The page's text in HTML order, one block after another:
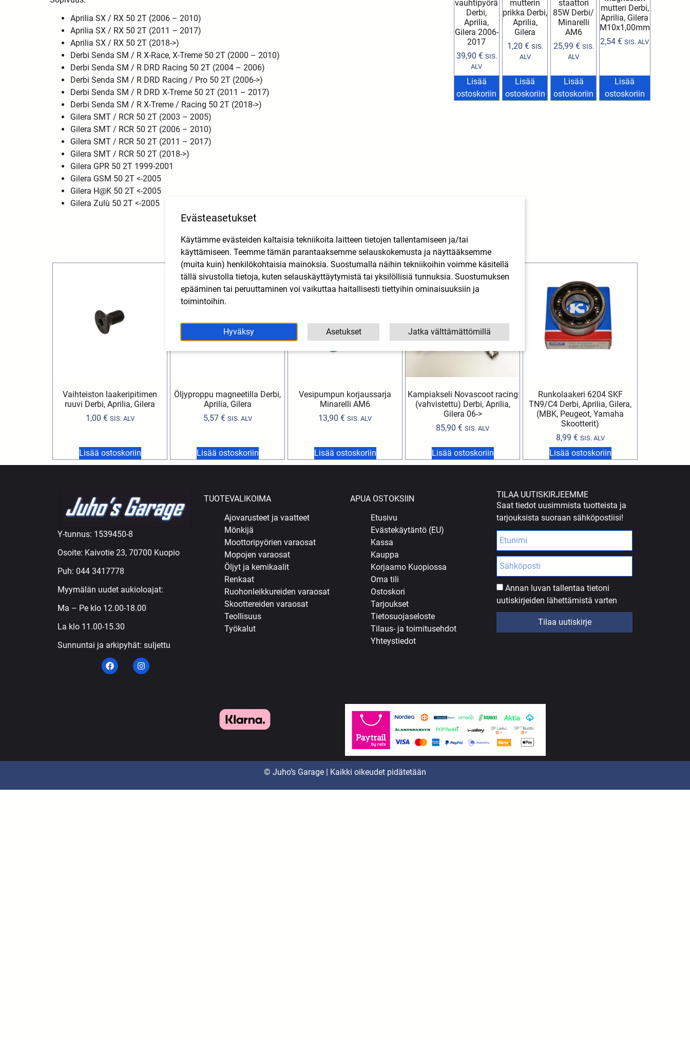
vauhtipyörä
Derbi,
Aprilia,
Gilera 2006-
2017
39,90 € SIS.
ALV
Lisää
ostoskoriin
mutterin
prikka Derbi,
Aprilia,
Gilera
1,20 € SIS.
ALV
Lisää
ostoskoriin
staattori
85W Derbi/
Minarelli
AM6
25,99 € SIS.
ALV
Lisää
ostoskoriin
mutteri Derbi,
Aprilia, Gilera
M10x1,00mm
2,54€ SIS. ALV
Lisää
ostoskoriin
Aprilia SX / RX 50 2T (2006 – 2010)
Aprilia SX / RX 50 2T (2011 – 2017)
Aprilia SX / RX 50 2T (2018->)
Derbi Senda SM / R X-Race, X-Treme 50 2T (2000 – 2010)
Derbi Senda SM / R DRD Racing 50 2T (2004 – 2006)
Derbi Senda SM / R DRD Racing / Pro 50 2T (2006->)
Derbi Senda SM / R DRD X-Treme 50 2T (2011 – 2017)
Derbi Senda SM / R X-Treme / Racing 50 2T (2018->)
Gilera SMT / RCR 50 2T (2003 – 2005)
Gilera SMT / RCR 50 2T (2006 – 2010)
Gilera SMT / RCR 50 2T (2011 – 2017)
Gilera SMT / RCR 50 2T (2018->)
Gilera GPR 50 2T 1999-2001
Gilera GSM 50 2T <-2005
Gilera H@K 50 2T <-2005
Gilera Zulù 50 2T <-2005
Tutustu myös
Vaihteiston laakeripitimen
ruuvi Derbi, Aprilia, Gilera
1,00 € SIS. ALV
Lisää ostoskoriin
Öljyproppu magneetilla Derbi,
Aprilia, Gilera
5,57 € SIS. ALV
Lisää ostoskoriin
Vesipumpun korjaussarja
Minarelli AM6
13,90 € SIS. ALV
Lisää ostoskoriin
Kampiakseli Novascoot racing
(vahvistettu) Derbi, Aprilia,
Gilera 06->
85,90 € SIS. ALV
Lisää ostoskoriin
Runkolaakeri 6204 SKF
TN9/C4 Derbi, Aprilia, Gilera,
(MBK, Peugeot, Yamaha
Skootterit)
8,99 € SIS. ALV
Lisää ostoskoriin
Y-tunnus: 1539450-8
Osoite: Kaivotie 23, 70700 Kuopio
Puh: 044 3417778
Myymälän uudet aukioloajat:
Ma – Pe klo 12.00-18.00
La klo 11.00-15.30
Sunnuntai ja arkipyhät: suljettu
TUOTEVALIKOIMA
Ajovarusteet ja vaatteet
Mönkijä
Moottoripyörien varaosat
Mopojen varaosat
Öljyt ja kemikaalit
Renkaat
Ruohonleikkureiden varaosat
Skoottereiden varaosat
Teollisuus
Työkalut
APUA OSTOKSIIN
Etusivu
Evästekäytäntö (EU)
Kassa
Kauppa
Korjaamo Kuopiossa
Oma tili
Ostoskori
Tarjoukset
Tietosuojaseloste
Tilaus- ja toimitusehdot
Yhteystiedot
TILAA UUTISKIRJEEMME
Saat tiedot uusimmista tuotteista ja
tarjouksista suoraan sähköpostiisi!
Annan luvan tallentaa tietoni
uutiskirjeiden lähettämistä varten
Tilaa uutiskirje
© Juho’s Garage | Kaikki oikeudet pidätetään
Evästeasetukset
Käytämme evästeiden kaltaisia tekniikoita laitteen tietojen tallentamiseen ja/tai
käyttämiseen. Teemme tämän parantaaksemme selauskokemusta ja näyttääksemme
(muita kuin) henkilökohtaisia mainoksia. Suostumalla näihin tekniikoihin voimme käsitellä
tällä sivustolla tietoja, kuten selauskäyttäytymistä tai yksilöllisiä tunnuksia. Suostumuksen
epääminen tai peruuttaminen voi vaikuttaa haitallisesti tiettyihin ominaisuuksiin ja
toimintoihin.
Hyväksy Asetukset Jatka välttämättömillä